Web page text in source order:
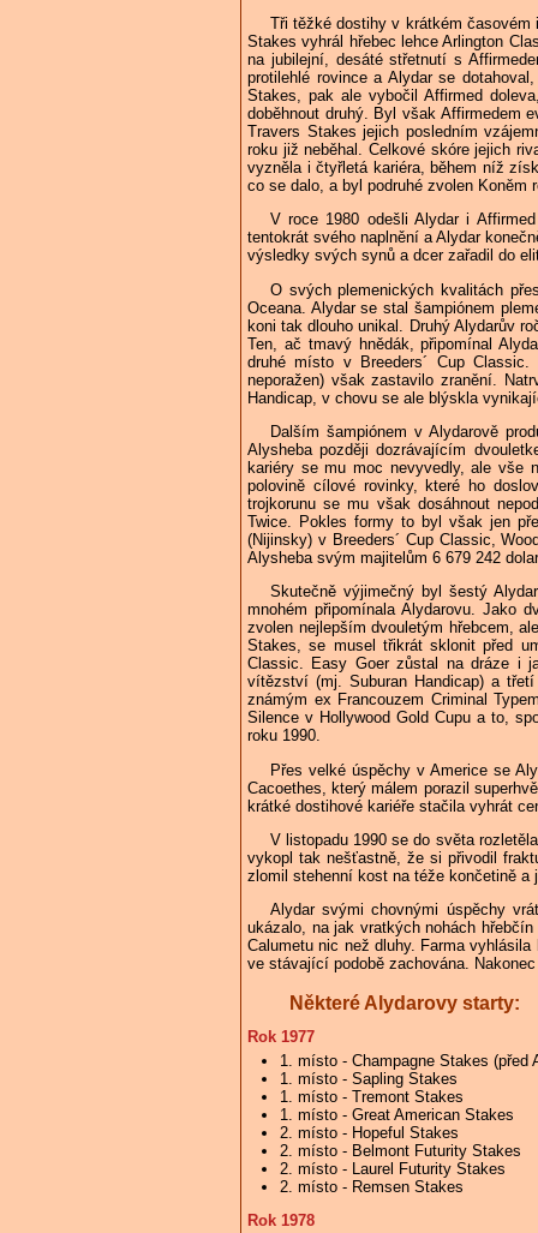
Tři těžké dostihy v krátkém časovém
Stakes vyhrál hřebec lehce Arlington
na jubilejní, desáté střetnutí s
protilehlé rovince a Alydar se
Stakes, pak ale vybočil Affirmed
doběhnout druhý. Byl však Affirmedem
Travers Stakes jejich posledním
roku již neběhal. Celkové skóre jejich
vyzněla i čtyřletá kariéra, během níž
co se dalo, a byl podruhé zvolen Koněm
V roce 1980 odešli Alydar i
tentokrát svého naplnění a Alydar
výsledky svých synů a dcer zařadil do
O svých plemenických kvalitách
Oceana. Alydar se stal šampiónem
koni tak dlouho unikal. Druhý Alydarův
Ten, ač tmavý hnědák, připomínal
druhé místo v Breeders´ Cup
neporažen) však zastavilo zranění.
Handicap, v chovu se ale blýskla
Dalším šampiónem v Alydarově
Alysheba později dozrávajícím
kariéry se mu moc nevyvedly, ale vše
polovině cílové rovinky, které ho
trojkorunu se mu však dosáhnout
Twice. Pokles formy to byl však jen
(Nijinsky) v Breeders´ Cup Classic,
Alysheba svým majitelům 6 679 242
Skutečně výjimečný byl šestý
mnohém připomínala Alydarovu. Jako
zvolen nejlepším dvouletým hřebcem,
Stakes, se musel třikrát sklonit před
Classic. Easy Goer zůstal na dráze i
vítězství (mj. Suburan Handicap) a
známým ex Francouzem Criminal
Silence v Hollywood Gold Cupu a to,
roku 1990.
Přes velké úspěchy v Americe se
Cacoethes, který málem porazil
krátké dostihové kariéře stačila vyhrát
V listopadu 1990 se do světa
vykopl tak nešťastně, že si přivodil
zlomil stehenní kost na téže končetině a
Alydar svými chovnými úspěchy
ukázalo, na jak vratkých nohách
Calumetu nic než dluhy. Farma
ve stávající podobě zachována.
Některé Alydarovy starty:
Rok 1977
1. místo - Champagne Stakes (před
1. místo - Sapling Stakes
1. místo - Tremont Stakes
1. místo - Great American Stakes
2. místo - Hopeful Stakes
2. místo - Belmont Futurity Stakes
2. místo - Laurel Futurity Stakes
2. místo - Remsen Stakes
Rok 1978